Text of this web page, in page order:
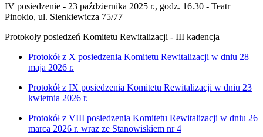
IV posiedzenie - 23 października 2025 r., godz. 16.30 - Teatr
Pinokio, ul. Sienkiewicza 75/77
Protokoły posiedzeń Komitetu Rewitalizacji - III kadencja
Protokół z X posiedzenia Komitetu Rewitalizacji w dniu 28
maja 2026 r.
Protokół z IX posiedzenia Komitetu Rewitalizacji w dniu 23
kwietnia 2026 r.
Protokół z VIII posiedzenia Komitetu Rewitalizacji w dniu 26
marca 2026 r. wraz ze Stanowiskiem nr 4